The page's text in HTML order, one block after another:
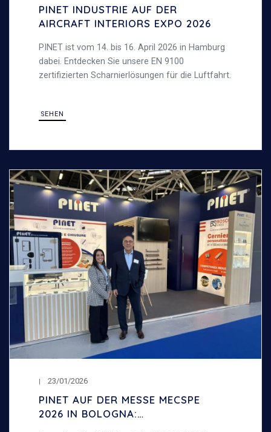
PINET INDUSTRIE AUF DER
AIRCRAFT INTERIORS EXPO 2026
PINET ist vom 14. bis 16. April 2026 in Hamburg
dabei. Entdecken Sie unsere EN 9100
zertifizierten Scharnierlösungen für die Luftfahrt.
SEHEN
23/01/2026
PINET AUF DER MESSE MECSPE
2026 IN BOLOGNA: